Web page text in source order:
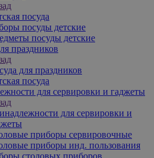
посуда
посуды детские
посуды детские
праздников
для праздников
посуда
для сервировки и гаджеты
для сервировки и
приборы сервировочные
приборы инд. пользования
столовых приборов